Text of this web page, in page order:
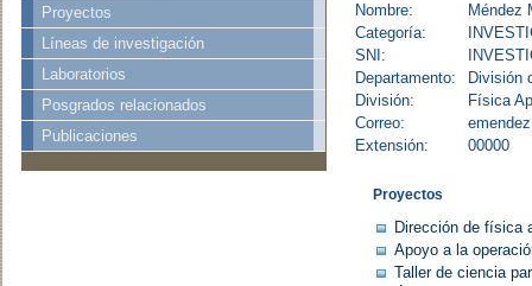
Proyectos
Líneas de investigación
Laboratorios
Posgrados relacionados
Publicaciones
Nombre:
Méndez
Categoría:
SNI:
Departamento:
División
División:
Física
Correo:
Extensión:
00000
Proyectos
Dirección de física
Apoyo a la
Taller de ciencia